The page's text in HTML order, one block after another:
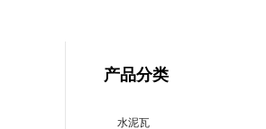
产品分类
水泥瓦